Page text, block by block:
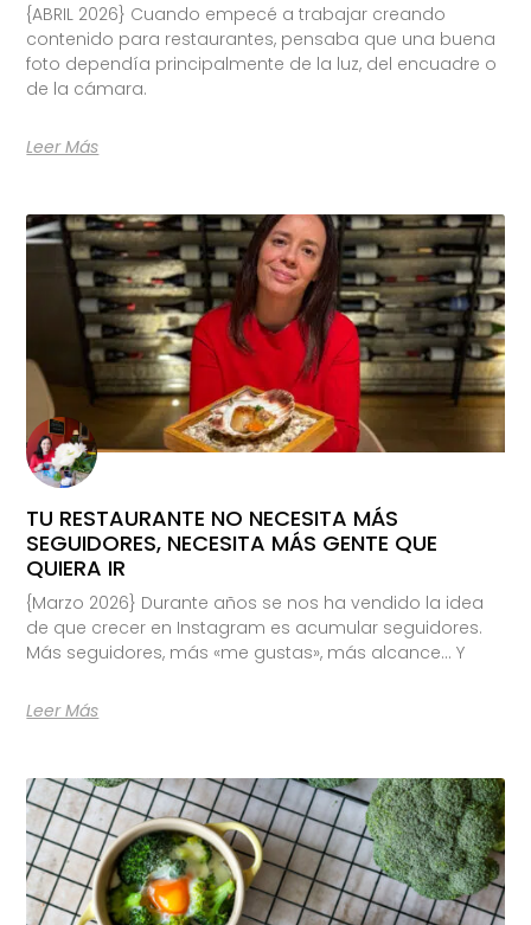
{ABRIL 2026} Cuando empecé a trabajar creando
contenido para restaurantes, pensaba que una buena
foto dependía principalmente de la luz, del encuadre o
de la cámara.
Leer Más
TU RESTAURANTE NO NECESITA MÁS
SEGUIDORES, NECESITA MÁS GENTE QUE
QUIERA IR
{Marzo 2026} Durante años se nos ha vendido la idea
de que crecer en Instagram es acumular seguidores.
Más seguidores, más «me gustas», más alcance… Y
Leer Más